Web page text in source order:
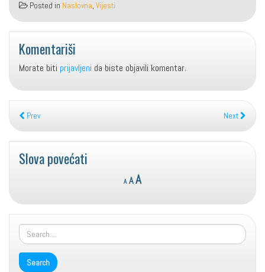
Posted in Naslovna, Vijesti
Komentariši
Morate biti prijavljeni da biste objavili komentar.
Prev Next
Slova povećati
A
Decrease
font
A Reset
size.
AIncrease
size.